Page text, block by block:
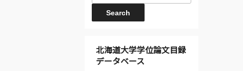
北海道大学学位論文目録
データベース